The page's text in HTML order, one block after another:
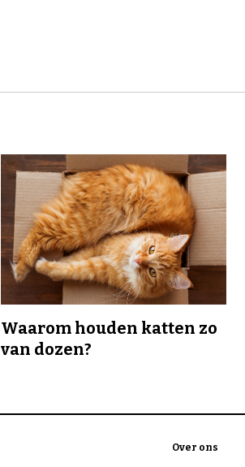
Waarom houden katten zo
van dozen?
Over ons